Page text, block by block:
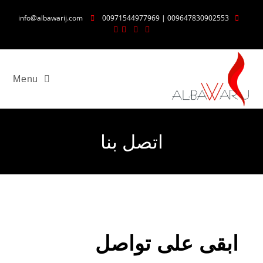
009647830902553 | 00971544977969
Menu
اتصل بنا
ابقى على تواصل